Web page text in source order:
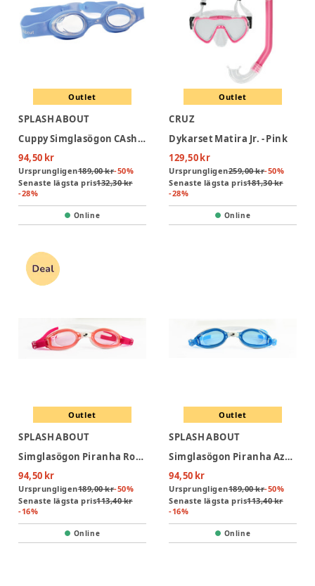
Outlet
SPLASH ABOUT
Cuppy Simglasögon CAshmere- Infant 2-6 years
94,50 kr
Ursprungligen189,00 kr-50%
Senaste lägsta pris132,30 kr
-28%
Online
Outlet
CRUZ
Dykarset Matira Jr. - Pink
129,50 kr
Ursprungligen259,00 kr-50%
Senaste lägsta pris181,30 kr
-28%
Online
Outlet
SPLASH ABOUT
Simglasögon Piranha Rose Junior 6-14 år
94,50 kr
Ursprungligen189,00 kr-50%
Senaste lägsta pris113,40 kr
-16%
Online
Outlet
SPLASH ABOUT
Simglasögon Piranha Azure Junior 6-14 år
94,50 kr
Ursprungligen189,00 kr-50%
Senaste lägsta pris113,40 kr
-16%
Online